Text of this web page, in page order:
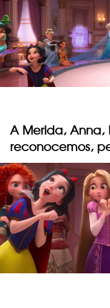
A Merida, Anna,
reconocemos,